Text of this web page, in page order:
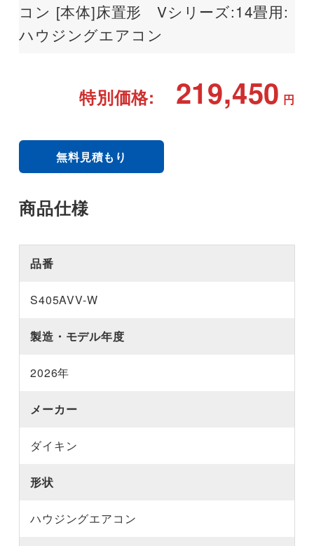
コン [本体]床置形 Vシリーズ:14畳用:
ハウジングエアコン
特別価格: 219,450 円
無料見積もり
商品仕様
品番
S405AVV-W
製造・モデル年度
2026年
メーカー
ダイキン
形状
ハウジングエアコン